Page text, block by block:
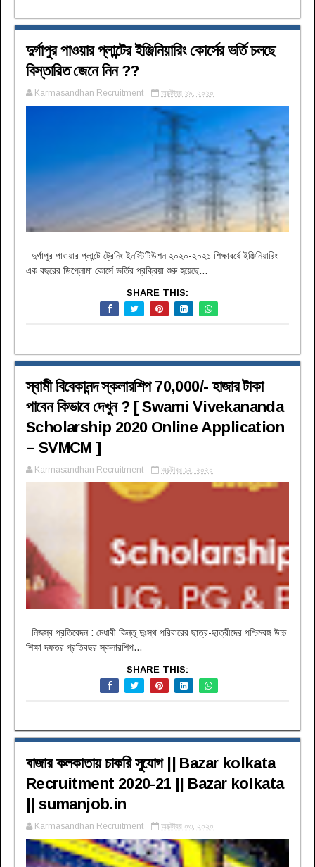
দুর্গাপুর পাওয়ার প্লান্টের ইঞ্জিনিয়ারিং কোর্সের ভর্তি চলছে
বিস্তারিত জেনে নিন ??
Karmasandhan Recruitment অক্টোবর ২৯, ২০২০
দুর্গাপুর পাওয়ার প্লান্টে ট্রেনিং ইনস্টিটিউশন ২০২০-২০২১ শিক্ষাবর্ষে ইঞ্জিনিয়ারিং
এক বছরের ডিপ্লোমা কোর্সে ভর্তির প্রক্রিয়া শুরু হয়েছে...
SHARE THIS:
স্বামী বিবেকানন্দ স্কলারশিপ 70,000/- হাজার টাকা
পাবেন কিভাবে দেখুন ? [ Swami Vivekananda
Scholarship 2020 Online Application
– SVMCM ]
Karmasandhan Recruitment অক্টোবর ১২, ২০২০
নিজস্ব প্রতিবেদন : মেধাবী কিন্তু দুঃস্থ পরিবারের ছাত্র-ছাত্রীদের পশ্চিমবঙ্গ উচ্চ
শিক্ষা দফতর প্রতিবছর স্কলারশিপ...
SHARE THIS:
বাজার কলকাতায় চাকরি সুযোগ || Bazar kolkata
Recruitment 2020-21 || Bazar kolkata
|| sumanjob.in
Karmasandhan Recruitment অক্টোবর ০৩, ২০২০